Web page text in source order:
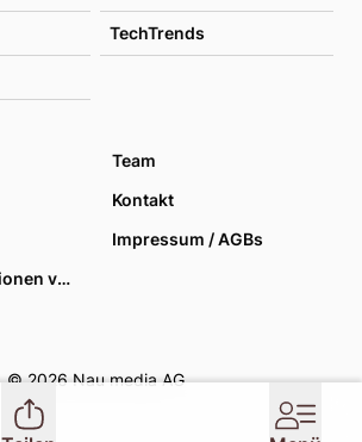
TechTrends
Team
Kontakt
Impressum / AGBs
Datenschutzoptionen verwalten
© 2026 Nau media AG